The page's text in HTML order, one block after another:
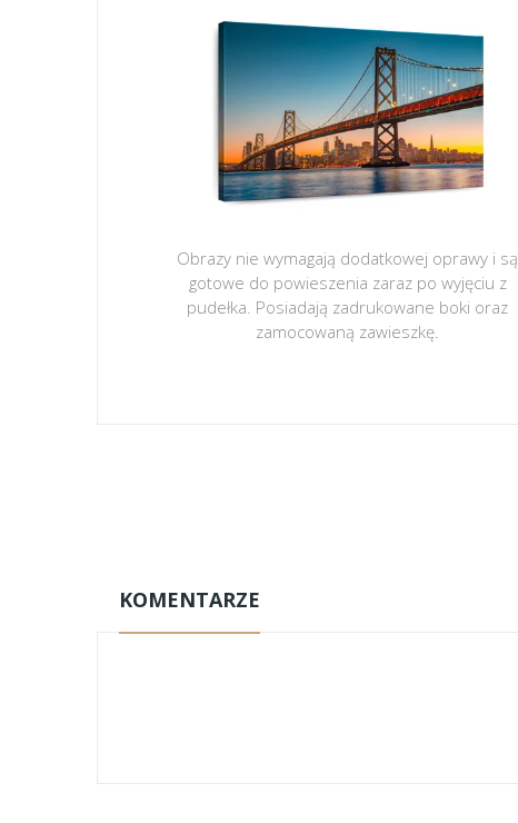
Obrazy nie wymagają dodatkowej oprawy i są
gotowe do powieszenia zaraz po wyjęciu z
pudełka. Posiadają zadrukowane boki oraz
zamocowaną zawieszkę.
KOMENTARZE